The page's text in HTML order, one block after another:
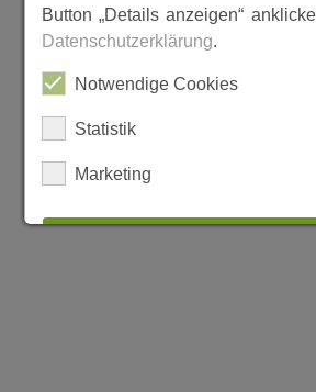
Button „Details anzeigen“
Datenschutzerklärung.
Notwendige Cookies
Statistik
Marketing